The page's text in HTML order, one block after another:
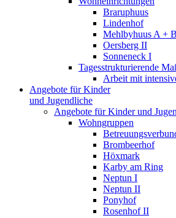
Braruphuus
Lindenhof
Mehlbyhuus A + B
Oersberg II
Sonneneck I
Tagesstrukturierende
Arbeit mit
Angebote für Kinder
und Jugendliche
Angebote für Kinder und
Wohngruppen
Brombeerhof
Höxmark
Karby am Ring
Neptun I
Neptun II
Ponyhof
Rosenhof II